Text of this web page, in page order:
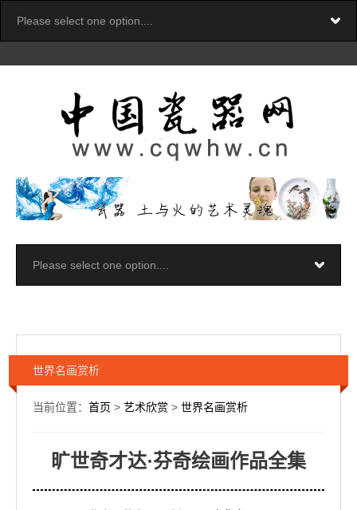
世界名画赏析
当前位置： 首页 > 艺术欣赏 > 世界名画赏析
旷世奇才达·芬奇绘画作品全集